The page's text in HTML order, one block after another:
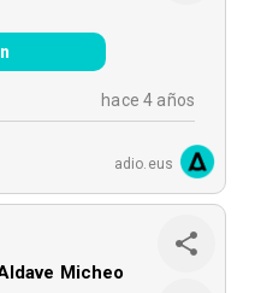
hace 4 años
adio.eus
Micheo